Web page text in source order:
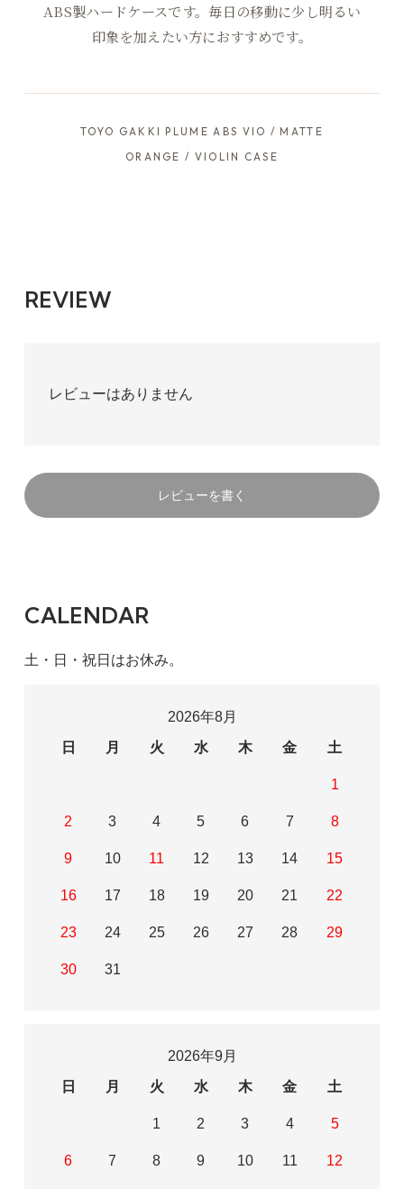
ABS製ハードケースです。毎日の移動に少し明るい
印象を加えたい方におすすめです。
TOYO GAKKI PLUME ABS VIO / MATTE
ORANGE / VIOLIN CASE
REVIEW
レビューはありません
レビューを書く
CALENDAR
土・日・祝日はお休み。
2026年8月
日
月 火 水 木 金 土
1
2 3 4 5 6 7 8
9 10 11 12 13 14 15
16 17 18 19 20 21 22
23 24 25 26 27 28 29
30 31
2026年9月
日
月 火 水 木 金 土
1 2 3 4 5
6 7 8 9 10 11 12